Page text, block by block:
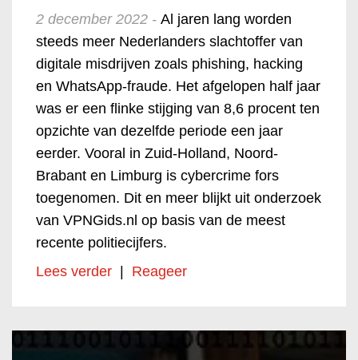
2 december 2022 - Al jaren lang worden
steeds meer Nederlanders slachtoffer van
digitale misdrijven zoals phishing, hacking
en WhatsApp-fraude. Het afgelopen half jaar
was er een flinke stijging van 8,6 procent ten
opzichte van dezelfde periode een jaar
eerder. Vooral in Zuid-Holland, Noord-
Brabant en Limburg is cybercrime fors
toegenomen. Dit en meer blijkt uit onderzoek
van VPNGids.nl op basis van de meest
recente politiecijfers.
Lees verder | Reageer